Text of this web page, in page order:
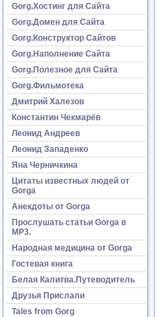
Gorg.Хостинг для Сайта
Gorg.Домен для Сайта
Gorg.Конструктор Сайтов
Gorg.Наполнение Сайта
Gorg.Полезное для Сайта
Gorg.Фильмотека
Дмитрий Халезов
Константин Чекмарёв
Леонид Андреев
Леонид Западенко
Яна Черничкина
Цитаты известных людей от
Gorga
Анекдоты от Gorga
Прослушать статьи Gorga в
МР3.
Народная медицина от Gorga
Гостевая книга
Белая Калитва.Путеводитель
Друзья Прислали
Tales from Gorg